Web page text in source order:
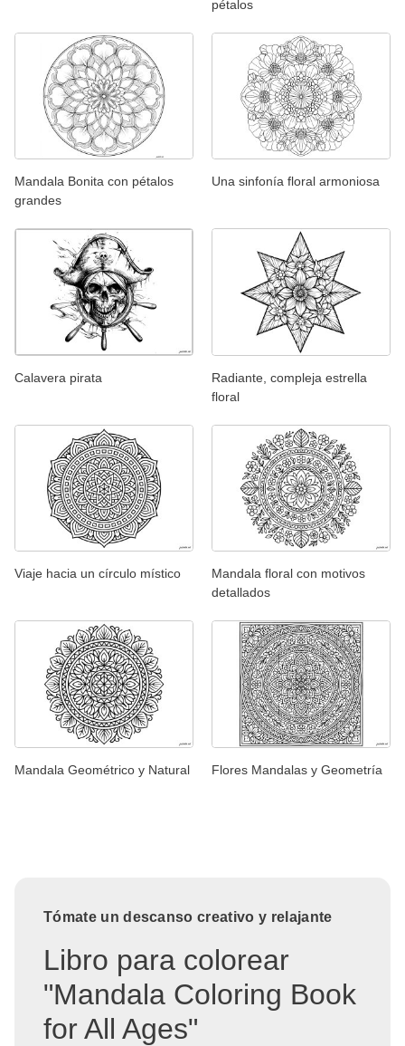
pétalos
Mandala Bonita con pétalos
grandes
Una sinfonía floral armoniosa
Calavera pirata
Radiante, compleja estrella
floral
Viaje hacia un círculo místico
Mandala floral con motivos
detallados
Mandala Geométrico y Natural Flores Mandalas y Geometría
Tómate un descanso creativo y relajante
Libro para colorear
"Mandala Coloring Book
for All Ages"